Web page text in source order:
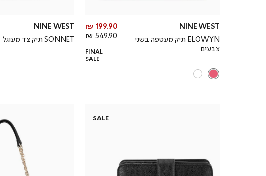
NINE WEST
ELOWYN תיק מעטפה בשני
צבעים
מחיר
מוצר
199.90 ₪
מחיר
549.90 ₪
FINAL
SALE
NINE WEST
SONNET תיק צד מעוגל
SALE